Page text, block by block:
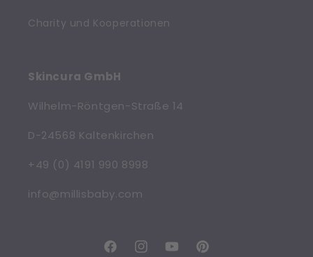
Charity und Kooperationen
Skincura GmbH
Wilhelm-Röntgen-Straße 14
D-24568 Kaltenkirchen
+49 (0) 4191 990 8998
info@millisbaby.com
FacebookInstagramYouTubePinterest